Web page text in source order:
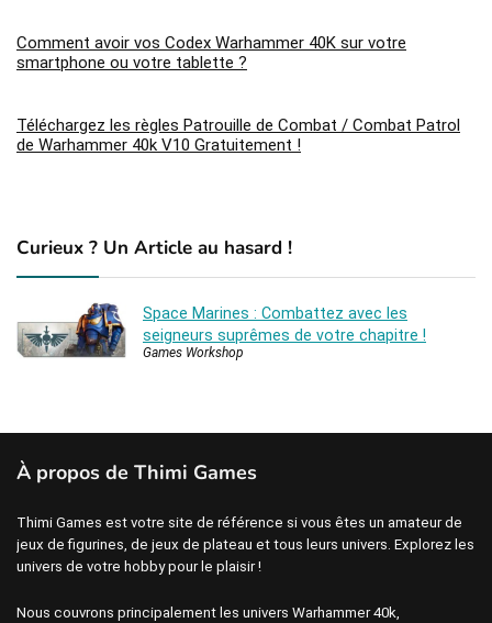
Comment avoir vos Codex Warhammer 40K sur votre
smartphone ou votre tablette ?
Téléchargez les règles Patrouille de Combat / Combat Patrol
de Warhammer 40k V10 Gratuitement !
Curieux ? Un Article au hasard !
Space Marines : Combattez avec les
seigneurs suprêmes de votre chapitre !
Games Workshop
À propos de Thimi Games
Thimi Games est votre site de référence si vous êtes un amateur de
jeux de figurines, de jeux de plateau et tous leurs univers. Explorez les
univers de votre hobby pour le plaisir !
Nous couvrons principalement les univers Warhammer 40k,